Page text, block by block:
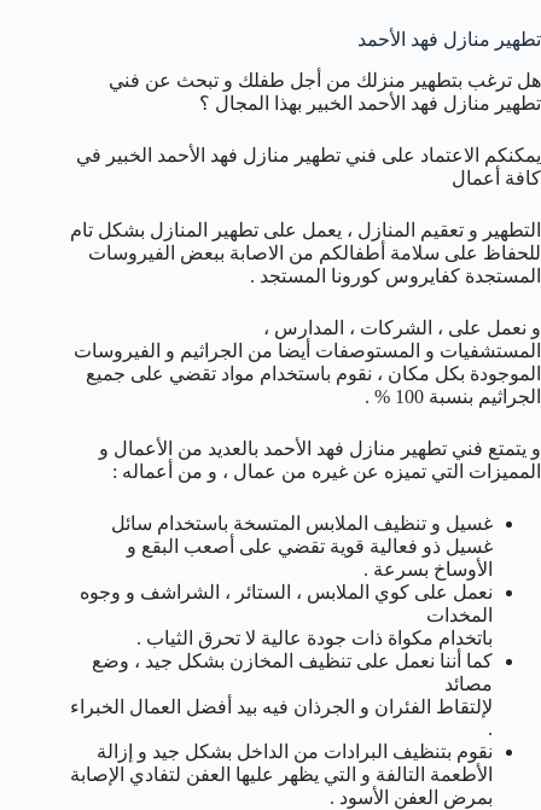
تطهير منازل فهد الأحمد
هل ترغب بتطهير منزلك من أجل طفلك و تبحث عن فني
تطهير منازل فهد الأحمد الخبير بهذا المجال ؟
يمكنكم الاعتماد على فني تطهير منازل فهد الأحمد الخبير في
كافة أعمال
التطهير و تعقيم المنازل ، يعمل على تطهير المنازل بشكل تام
للحفاظ على سلامة أطفالكم من الاصابة ببعض الفيروسات
المستجدة كفايروس كورونا المستجد .
و نعمل على ، الشركات ، المدارس ،
المستشفيات و المستوصفات أيضا من الجراثيم و الفيروسات
الموجودة بكل مكان ، نقوم باستخدام مواد تقضي على جميع
الجراثيم بنسبة 100 % .
و يتمتع فني تطهير منازل فهد الأحمد بالعديد من الأعمال و
المميزات التي تميزه عن غيره من عمال ، و من أعماله :
غسيل و تنظيف الملابس المتسخة باستخدام سائل
غسيل ذو فعالية قوية تقضي على أصعب البقع و
الأوساخ بسرعة .
نعمل على كوي الملابس ، الستائر ، الشراشف و وجوه
المخدات
باتخدام مكواة ذات جودة عالية لا تحرق الثياب .
كما أننا نعمل على تنظيف المخازن بشكل جيد ، وضع
مصائد
لإلتقاط الفئران و الجرذان فيه بيد أفضل العمال الخبراء
.
نقوم بتنظيف البرادات من الداخل بشكل جيد و إزالة
الأطعمة التالفة و التي يظهر عليها العفن لتفادي الإصابة
بمرض العفن الأسود .